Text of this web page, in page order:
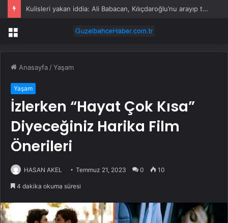
Kulisleri yakan iddia: Ali Babacan, Kılıçdaroğlu’nu arayıp tebrik etti
Menü
Anasayfa /Yaşam
Yaşam
İzlerken “Hayat Çok Kısa”
Diyeceğiniz Harika Film
Önerileri
HASAN AKEL Temmuz 21, 2023 0 10
4 dakika okuma süresi